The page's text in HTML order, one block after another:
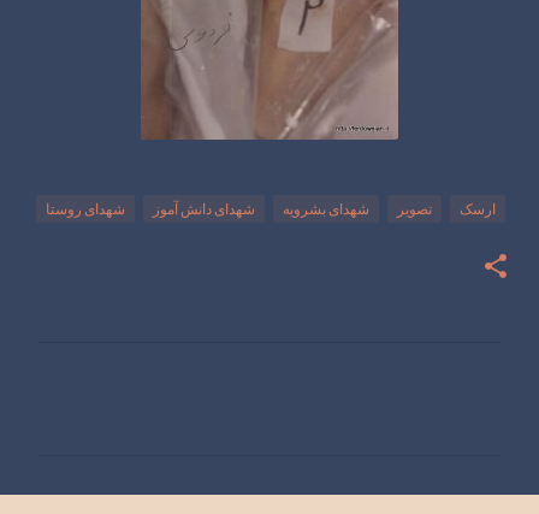
ارسک تصویر شهدای بشرویه شهدای دانش آموز شهدای روستا